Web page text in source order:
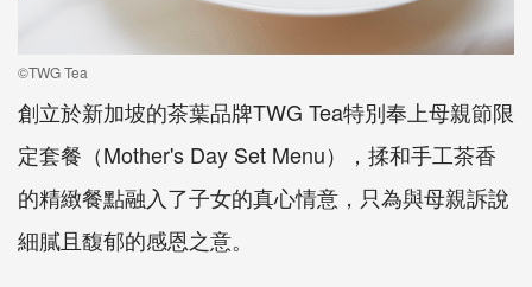
©TWG Tea
創立於新加坡的茶葉品牌TWG Tea特別奉上母親節限
定套餐（Mother's Day Set Menu），揉和手工茶香
的精緻餐點融入了子女的真心情意，只為與母親訴說
細膩且馥郁的感恩之意。